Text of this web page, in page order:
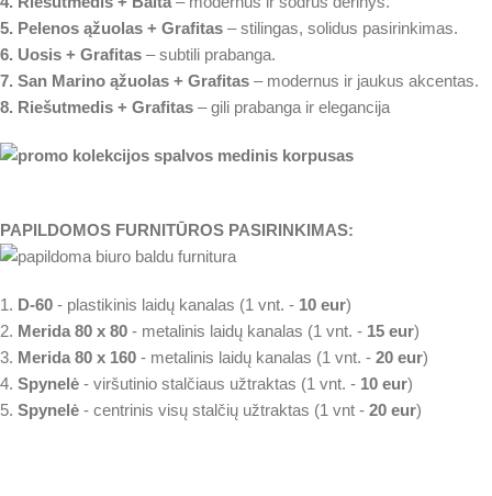
5. Pelenos ąžuolas + Grafitas – stilingas, solidus pasirinkimas.
6. Uosis + Grafitas – subtili prabanga.
7. San Marino ąžuolas + Grafitas – modernus ir jaukus akcentas.
8. Riešutmedis + Grafitas – gili prabanga ir elegancija
PAPILDOMOS FURNITŪROS PASIRINKIMAS:
1. D-60 - plastikinis laidų kanalas (1 vnt. - 10 eur)
2. Merida 80 x 80 - metalinis laidų kanalas (1 vnt. - 15 eur)
3. Merida 80 x 160 - metalinis laidų kanalas (1 vnt. - 20 eur)
4. Spynelė - viršutinio stalčiaus užtraktas (1 vnt. - 10 eur)
5. Spynelė - centrinis visų stalčių užtraktas (1 vnt - 20 eur)